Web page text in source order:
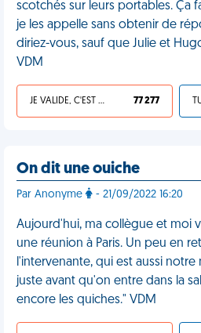
scotchés sur leurs portables. Ça
je les appelle sans obtenir de
diriez-vous, sauf que Julie et
VDM
JE VALIDE, C'EST UNE VDM 77 277
On dit une ouiche
Par Anonyme - 21/09/2022 16:20
Aujourd'hui, ma collègue et moi
une réunion à Paris. Un peu en
l'intervenante, qui est aussi notre
juste avant qu'on entre dans la
encore les quiches." VDM